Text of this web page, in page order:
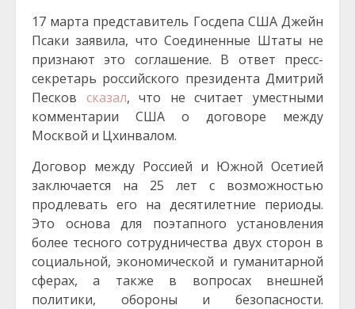
17 марта представитель Госдепа США Джейн
Псаки заявила, что Соединенные Штаты не
признают это соглашение. В ответ пресс-
секретарь российского президента Дмитрий
Песков сказал, что не считает уместными
комментарии США о договоре между
Москвой и Цхинвалом.
Договор между Россией и Южной Осетией
заключается на 25 лет с возможностью
продлевать его на десятилетние периоды.
Это основа для поэтапного установления
более тесного сотрудничества двух сторон в
социальной, экономической и гуманитарной
сферах, а также в вопросах внешней
политики, обороны и безопасности.